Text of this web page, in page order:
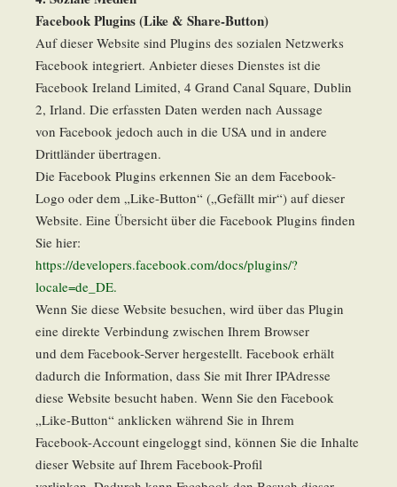
Facebook Plugins (Like & Share-Button)
Auf dieser Website sind Plugins des sozialen Netzwerks
Facebook integriert. Anbieter dieses Dienstes ist die
Facebook Ireland Limited, 4 Grand Canal Square, Dublin
2, Irland. Die erfassten Daten werden nach Aussage
von Facebook jedoch auch in die USA und in andere
Drittländer übertragen.
Die Facebook Plugins erkennen Sie an dem Facebook-
Logo oder dem „Like-Button“ („Gefällt mir“) auf dieser
Website. Eine Übersicht über die Facebook Plugins finden
Sie hier:
https://developers.facebook.com/docs/plugins/?
locale=de_DE.
Wenn Sie diese Website besuchen, wird über das Plugin
eine direkte Verbindung zwischen Ihrem Browser
und dem Facebook-Server hergestellt. Facebook erhält
dadurch die Information, dass Sie mit Ihrer IPAdresse
diese Website besucht haben. Wenn Sie den Facebook
„Like-Button“ anklicken während Sie in Ihrem
Facebook-Account eingeloggt sind, können Sie die Inhalte
dieser Website auf Ihrem Facebook-Profil